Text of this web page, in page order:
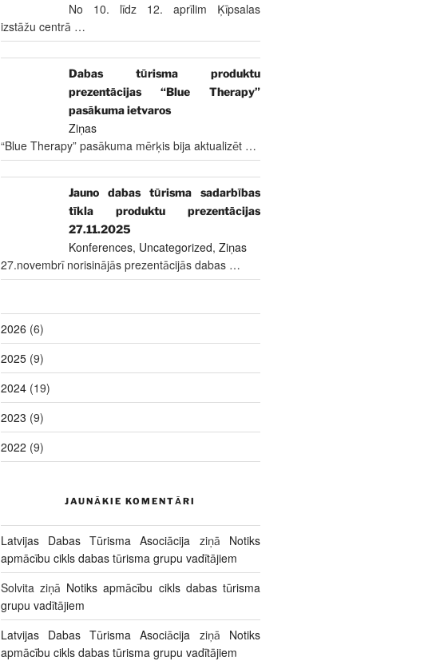
No 10. līdz 12. aprīlim Ķīpsalas
izstāžu centrā …
Dabas tūrisma produktu
prezentācijas “Blue Therapy”
pasākuma ietvaros
Ziņas
“Blue Therapy” pasākuma mērķis bija aktualizēt …
Jauno dabas tūrisma sadarbības
tīkla produktu prezentācijas
27.11.2025
Konferences, Uncategorized,Ziņas
27.novembrī norisinājās prezentācijās dabas …
2026 (6)
2025(9)
2024(19)
2023 (9)
2022 (9)
JAUNĀKIE KOMENTĀRI
Latvijas Dabas Tūrisma Asociācija ziņā Notiks
apmācību cikls dabas tūrisma grupu vadītājiem
Solvitaziņā Notiks apmācību cikls dabas tūrisma
grupu vadītājiem
Latvijas Dabas Tūrisma Asociācija ziņā Notiks
apmācību cikls dabas tūrisma grupu vadītājiem